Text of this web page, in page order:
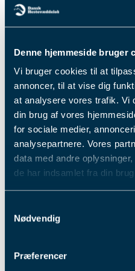
Denne hjemmeside bruger
Vi bruger cookies til at
annoncer, til at vise dig
at analysere vores trafik. Vi
din brug af vores
for sociale medier,
analysepartnere. Vores
data med andre
de har indsamlet fra din
personoplysninger i vores
Nødvendig
Præferencer
garvet kusk havde
sporten: "Monté er
har udviklet sig helt
en løbsdag, han
deltage i. "Det er ret
montéløb."
"De er jo
dygtige (..),
ikke ved
Flemming har været
den rejse, sporten har